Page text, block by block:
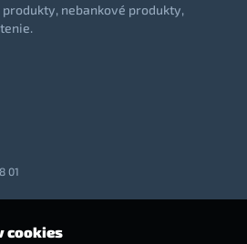
nebankové produkty,
01
cookies